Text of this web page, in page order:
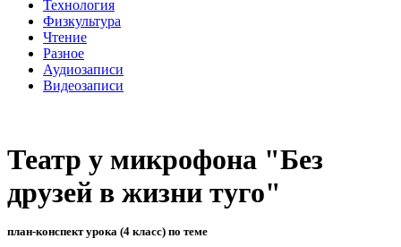
Технология
Физкультура
Чтение
Разное
Аудиозаписи
Видеозаписи
Театр у микрофона "Без
друзей в жизни туго"
план-конспект урока (4 класс) по теме